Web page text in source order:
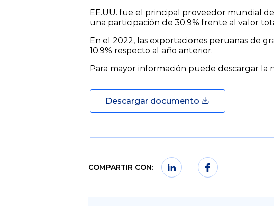
EE.UU. fue el principal proveedor mundial
una participación de 30.9% frente al valor
En el 2022, las exportaciones peruanas de
10.9% respecto al año anterior.
Para mayor información puede descargar la
Descargar documento
COMPARTIR CON: